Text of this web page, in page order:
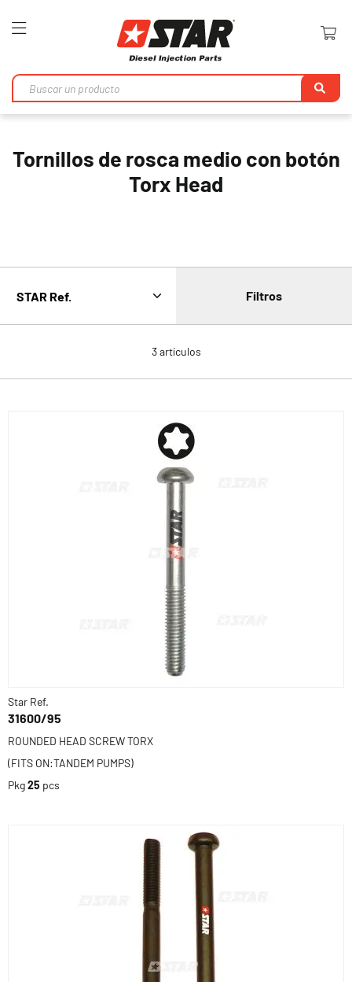
Toggle
en
Tornillos de rosca medio con botón
Torx Head
3artículos
Filtros
Star Ref.
31600/95
ROUNDED HEAD SCREW TORX
(FITS ON:TANDEM PUMPS)
Pkg25 pcs